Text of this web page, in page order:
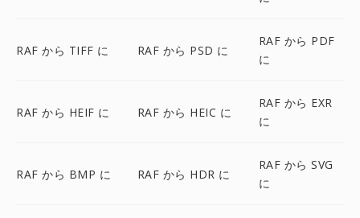
RAF から TIFF に RAF から PSD に
RAF から PDF
に
RAF から HEIF に RAF から HEIC に
RAF から EXR
に
RAF から BMP に RAF から HDR に
RAF から SVG
に